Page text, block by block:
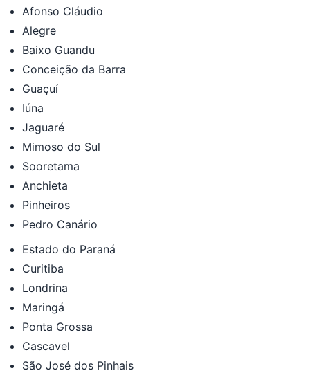
Afonso Cláudio
Alegre
Baixo Guandu
Conceição da Barra
Guaçuí
Iúna
Jaguaré
Mimoso do Sul
Sooretama
Anchieta
Pinheiros
Pedro Canário
Estado do Paraná
Curitiba
Londrina
Maringá
Ponta Grossa
Cascavel
São José dos Pinhais